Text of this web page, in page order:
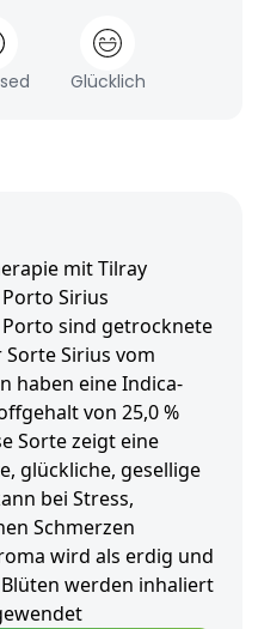
Glücklich
mit Tilray
Sirius
Porto sind getrocknete
Sorte Sirius vom
haben eine Indica-
von 25,0 %
Sorte zeigt eine
glückliche, gesellige
bei Stress,
Schmerzen
wird als erdig und
werden inhaliert